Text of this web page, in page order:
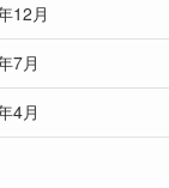
12月
7月
4月